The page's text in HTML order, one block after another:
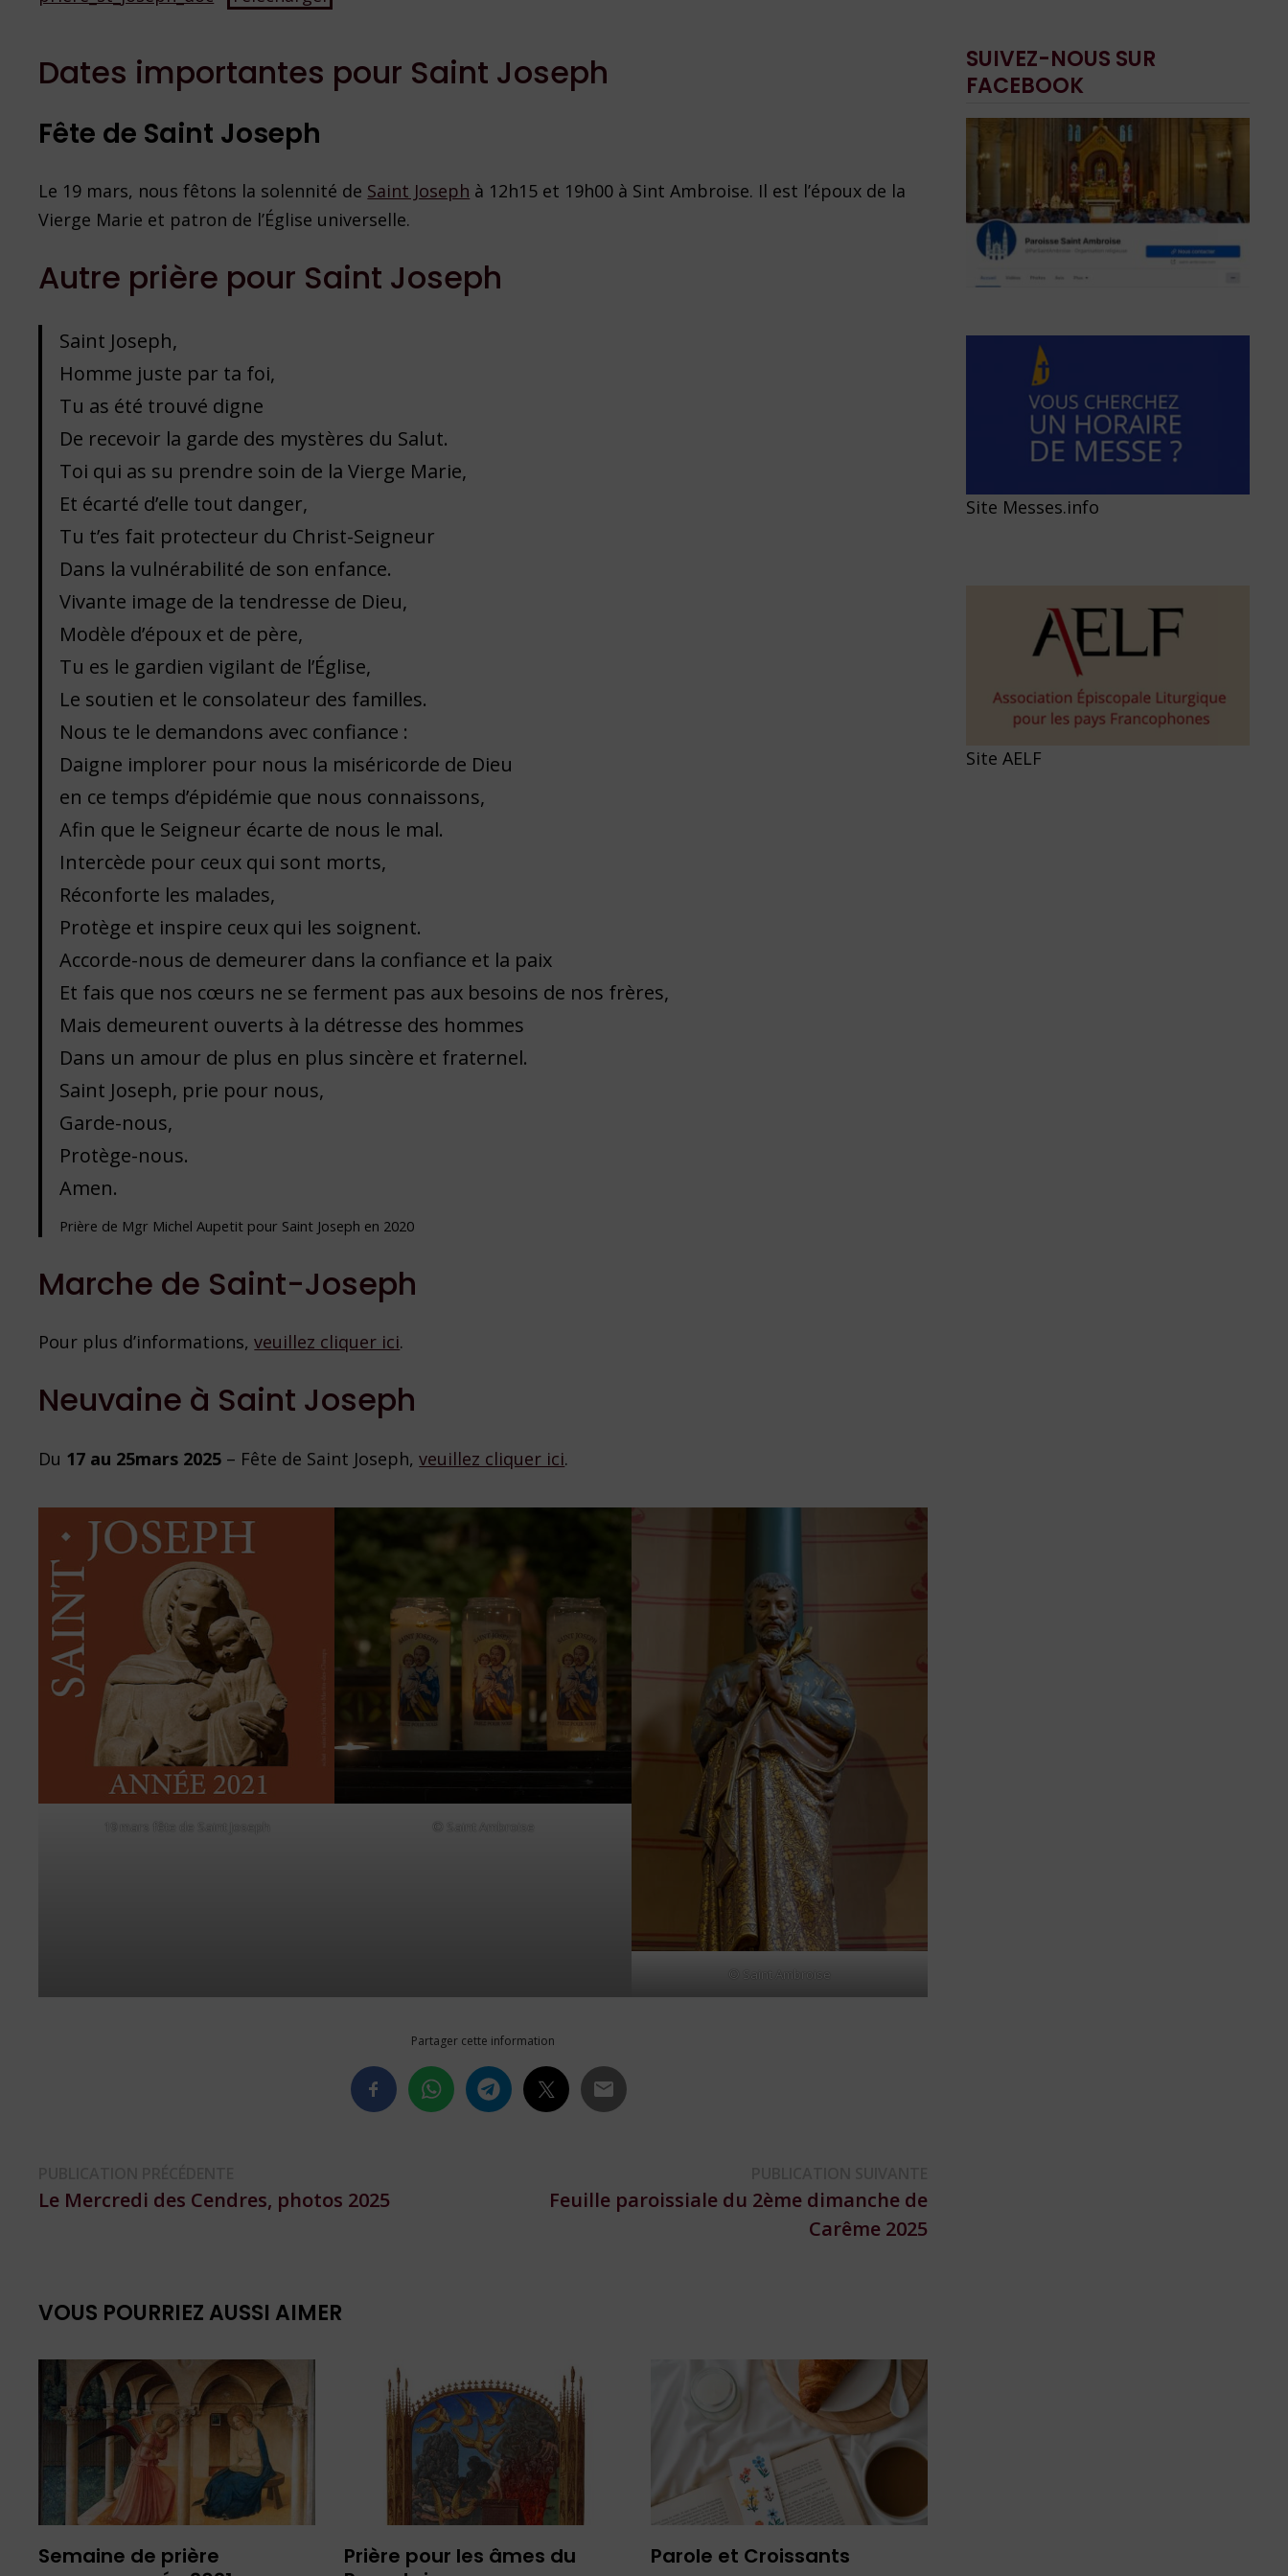
Dates importantes pour Saint Joseph
Fête de Saint Joseph
Le 19 mars, nous fêtons la solennité de Saint Joseph à 12h15 et 19h00 à Sint Ambroise. Il est l’époux de la
Vierge Marie et patron de l’Église universelle.
Autre prière pour Saint Joseph
Saint Joseph,
Homme juste par ta foi,
Tu as été trouvé digne
De recevoir la garde des mystères du Salut.
Toi qui as su prendre soin de la Vierge Marie,
Et écarté d’elle tout danger,
Tu t’es fait protecteur du Christ-Seigneur
Dans la vulnérabilité de son enfance.
Vivante image de la tendresse de Dieu,
Modèle d’époux et de père,
Tu es le gardien vigilant de l’Église,
Le soutien et le consolateur des familles.
Nous te le demandons avec confiance :
Daigne implorer pour nous la miséricorde de Dieu
en ce temps d’épidémie que nous connaissons,
Afin que le Seigneur écarte de nous le mal.
Intercède pour ceux qui sont morts,
Réconforte les malades,
Protège et inspire ceux qui les soignent.
Accorde-nous de demeurer dans la confiance et la paix
Et fais que nos cœurs ne se ferment pas aux besoins de nos frères,
Mais demeurent ouverts à la détresse des hommes
Dans un amour de plus en plus sincère et fraternel.
Saint Joseph, prie pour nous,
Garde-nous,
Protège-nous.
Amen.
Prière de Mgr Michel Aupetit pour Saint Joseph en 2020
Marche de Saint-Joseph
Pour plus d’informations,veuillez cliquer ici.
Neuvaine à Saint Joseph
Du 17 au 25mars 2025 – Fête de Saint Joseph,veuillez cliquer ici.
19 mars fête de Saint Joseph © Saint Ambroise
© Saint Ambroise
Partager cette information
de
précédente :
Le Mercredi des Cendres, photos 2025
suivante :
Feuille paroissiale du 2ème dimanche de
Carême 2025
VOUS POURRIEZ AUSSI AIMER
Semaine de prière
Prière pour les âmes du
Parole et Croissants
SUIVEZ-NOUS SUR
FACEBOOK
Site Messes.info
Site AELF